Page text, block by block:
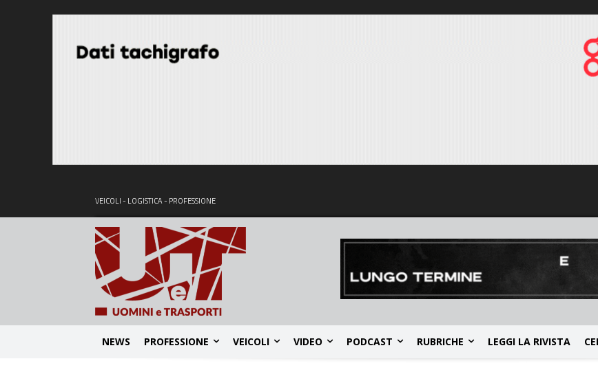
VEICOLI - LOGISTICA - PROFESSIONE
NEWS PROFESSIONE VEICOLI VIDEO PODCAST RUBRICHE LEGGI LA RIVISTA